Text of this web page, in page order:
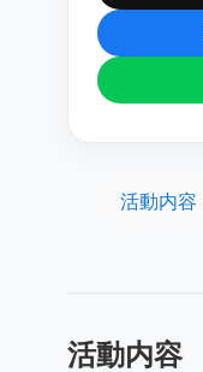
活動内容
活動内容